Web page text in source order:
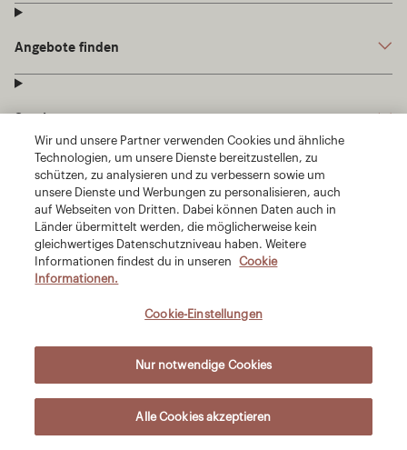
Wir und unsere Partner verwenden Cookies und ähnliche
Technologien, um unsere Dienste bereitzustellen, zu
schützen, zu analysieren und zu verbessern sowie um
unsere Dienste und Werbungen zu personalisieren, auch
auf Webseiten von Dritten. Dabei können Daten auch in
Länder übermittelt werden, die möglicherweise kein
gleichwertiges Datenschutzniveau haben. Weitere
Informationen findest du in unseren
Cookie
Informationen.
Cookie-Einstellungen
Nur notwendige Cookies
Alle Cookies akzeptieren